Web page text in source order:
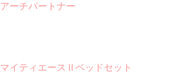
アーチパートナー
マイティエースⅡベッドセット